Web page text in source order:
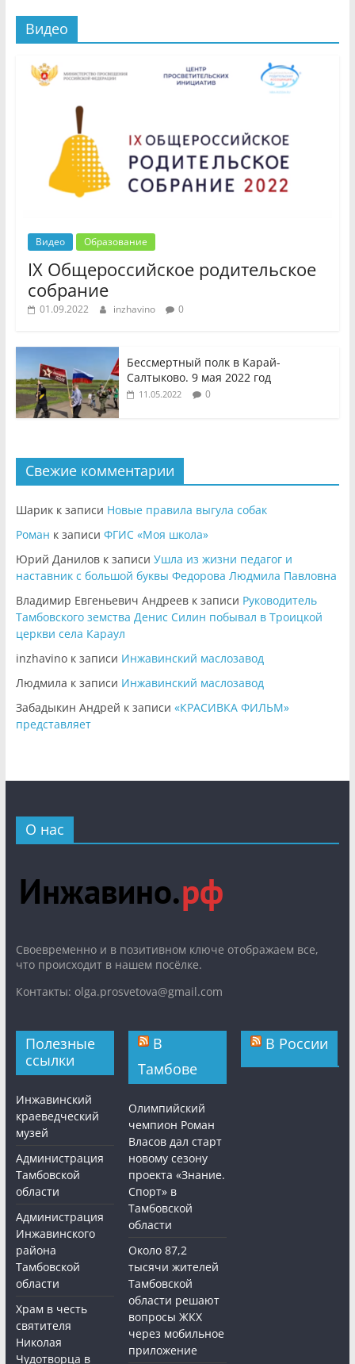
Видео
Видео Образование
IX Общероссийское родительское
собрание
01.09.2022 inzhavino 0
Бессмертный полк в Карай-
Салтыково. 9 мая 2022 год
11.05.2022 0
Свежие комментарии
Шарикк записи Новые правила выгула собак
Роман к записи ФГИС «Моя школа»
Юрий Даниловк записи Ушла из жизни педагог и
наставник с большой буквы Федорова Людмила Павловна
Владимир Евгеньевич Андреевк записи Руководитель
Тамбовского земства Денис Силин побывал в Троицкой
церкви села Караул
inzhavinoк записи Инжавинский маслозавод
Людмила к записи Инжавинский маслозавод
Забадыкин Андрей к записи «КРАСИВКА ФИЛЬМ»
представляет
О нас
Cвоевременно и в позитивном ключе отображаем все,
что происходит в нашем посёлке.
Контакты: olga.prosvetova@gmail.com
Полезные
ссылки
Инжавинский
краеведческий
музей
Администрация
Тамбовской
области
Администрация
Инжавинского
района
Тамбовской
области
Храм в честь
святителя
Николая
Чудотворца в
В
Тамбове
Олимпийский
чемпион Роман
Власов дал старт
новому сезону
проекта «Знание.
Спорт» в
Тамбовской
области
Около 87,2
тысячи жителей
Тамбовской
области решают
вопросы ЖКХ
через мобильное
приложение
В России